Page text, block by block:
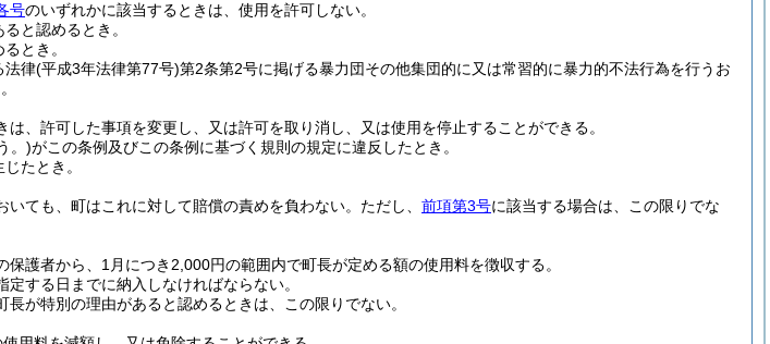
号のいずれかに該当するときは、使用を許可しない。
と認めるとき。
とき。
法律(平成3年法律第77号)第2条第2号に掲げる暴力団その他集団的に又は常習的に暴力的不法行為を行うお
は、許可した事項を変更し、又は許可を取り消し、又は使用を停止することができる。
。)がこの条例及びこの条例に基づく規則の規定に違反したとき。
たとき。
ても、町はこれに対して賠償の責めを負わない。 ただし、 前項第3号に該当する場合は、この限りでな
護者から、1月につき2,000円の範囲内で町長が定める額の使用料を徴収する。
する日までに納入しなければならない。
長が特別の理由があると認めるときは、この限りでない。